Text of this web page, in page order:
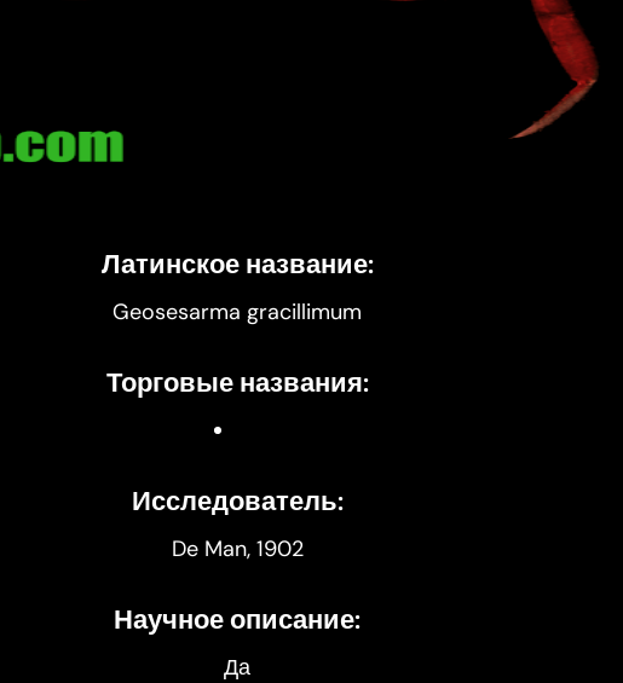
Латинское название:
Geosesarma gracillimum
Торговые названия:
Исследователь:
De Man, 1902
Научное описание:
Да